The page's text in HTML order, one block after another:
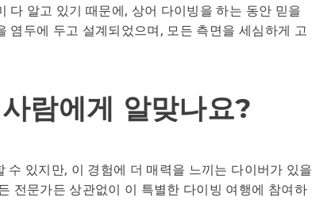
다 알고 있기 때문에, 상어 다이빙을 하는 동안 믿을
염두에 두고 설계되었으며, 모든 측면을 세심하게 고
람에게 알맞나요?
있지만, 이 경험에 더 매력을 느끼는 다이버가 있을
전문가든 상관없이 이 특별한 다이빙 여행에 참여하